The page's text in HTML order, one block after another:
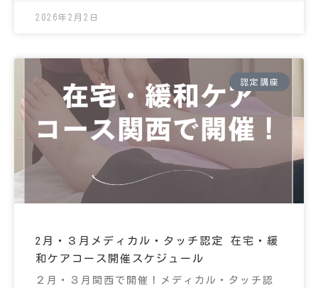
2026年2月2日
認定講座
2月・３月メディカル・タッチ認定 在宅・緩
和ケアコース開催スケジュール
２月・３月関西で開催！メディカル・タッチ認